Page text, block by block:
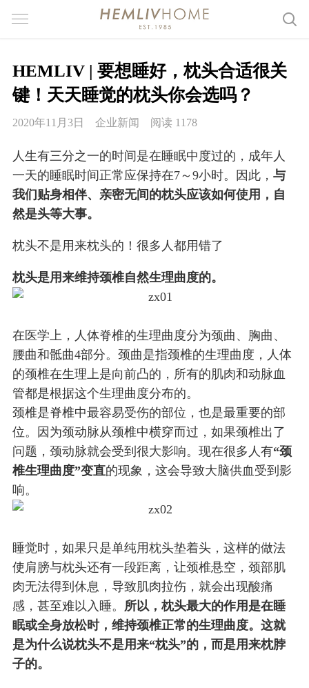
HEMLIV | 要想睡好，枕头合适很关
键！天天睡觉的枕头你会选吗？
2020年11月3日 企业新闻 阅读 1178
人生有三分之一的时间是在睡眠中度过的，成年人
一天的睡眠时间正常应保持在7～9小时。因此， 与
我们贴身相伴、亲密无间的枕头应该如何使用，自
然是头等大事。
枕头不是用来枕头的！很多人都用错了
枕头是用来维持颈椎自然生理曲度的。
在医学上，人体脊椎的生理曲度分为颈曲、胸曲、
腰曲和骶曲4部分。颈曲是指颈椎的生理曲度，人体
的颈椎在生理上是向前凸的，所有的肌肉和动脉血
管都是根据这个生理曲度分布的。
颈椎是脊椎中最容易受伤的部位，也是最重要的部
位。因为颈动脉从颈椎中横穿而过，如果颈椎出了
问题，颈动脉就会受到很大影响。现在很多人有“颈
椎生理曲度”变直的现象，这会导致大脑供血受到影
响。
睡觉时，如果只是单纯用枕头垫着头，这样的做法
使肩膀与枕头还有一段距离，让颈椎悬空，颈部肌
肉无法得到休息，导致肌肉拉伤，就会出现酸痛
感，甚至难以入睡。 所以，枕头最大的作用是在睡
眠或全身放松时，维持颈椎正常的生理曲度。这就
是为什么说枕头不是用来“枕头”的，而是用来枕脖
子的。